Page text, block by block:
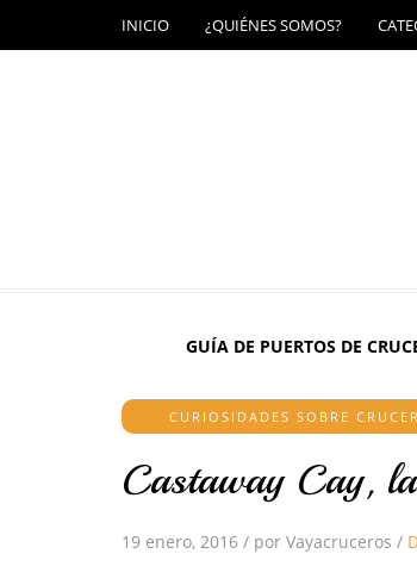
INICIO ¿QUIÉNES SOMOS?
GUÍA DE PUERTOS DE
CURIOSIDADES SOBRE
Castaway Cay,
19 enero, 2016 / por Vayacruceros /